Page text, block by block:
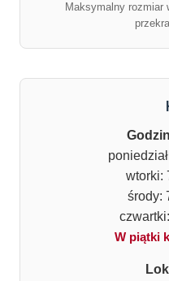
Maksymalny rozmiar
wtorki:
środy:
W piątki